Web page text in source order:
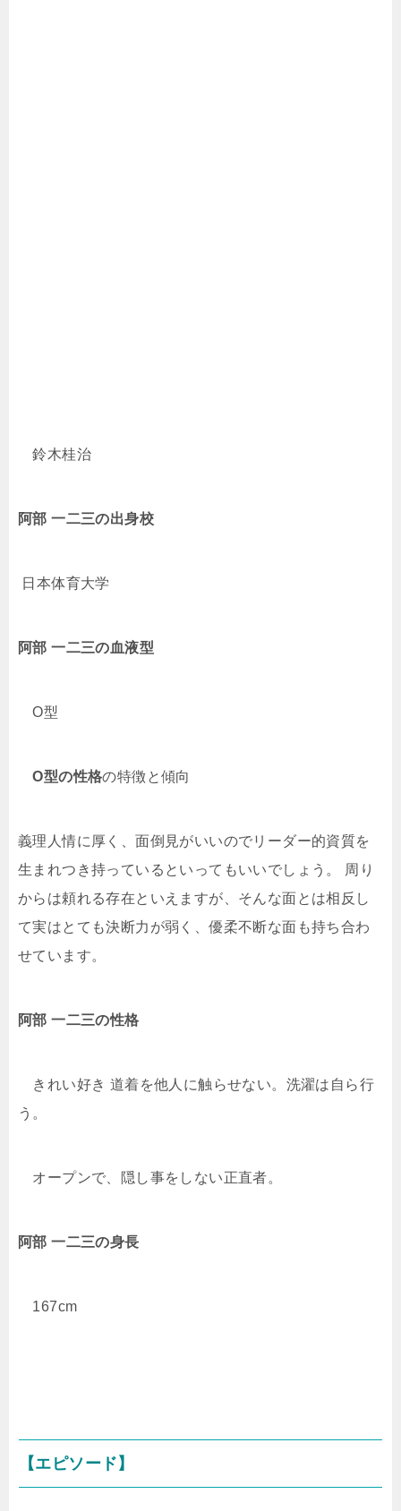
鈴木桂治
阿部 一二三の出身校
日本体育大学
阿部 一二三の血液型
O型
O型の性格の特徴と傾向
義理人情に厚く、面倒見がいいのでリーダー的資質を
生まれつき持っているといってもいいでしょう。 周り
からは頼れる存在といえますが、そんな面とは相反し
て実はとても決断力が弱く、優柔不断な面も持ち合わ
せています。
阿部 一二三の性格
きれい好き 道着を他人に触らせない。洗濯は自ら行
う。
オープンで、隠し事をしない正直者。
阿部 一二三の身長
167cm
【エピソード】